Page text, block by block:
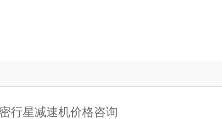
行星减速机价格咨询